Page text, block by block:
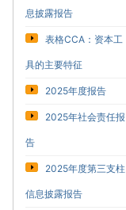
息披露报告
表格CCA：资本工
具的主要特征
2025年度报告
2025年社会责任报
告
2025年度第三支柱
信息披露报告